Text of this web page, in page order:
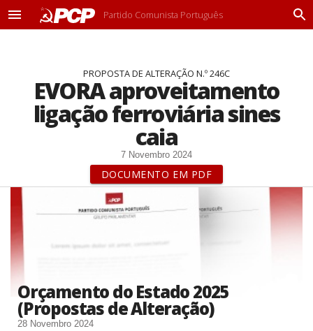
M
Partido Comunista Português
P
PROPOSTA DE ALTERAÇÃO N.º 246C
EVORA aproveitamento
ligação ferroviária sines
caia
7 Novembro 2024
DOCUMENTO EM PDF
Orçamento do Estado 2025
(Propostas de Alteração)
28 Novembro 2024